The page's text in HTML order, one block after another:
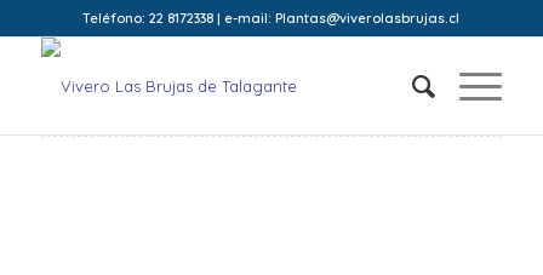
Teléfono: 22 8172338 | e-mail: Plantas@viverolasbrujas.cl